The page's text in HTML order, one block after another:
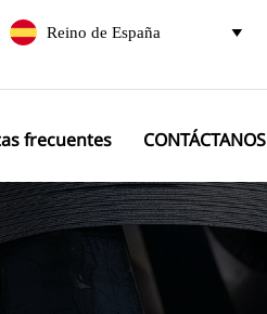
Reino de España 
frecuentes CONTÁCTANOS